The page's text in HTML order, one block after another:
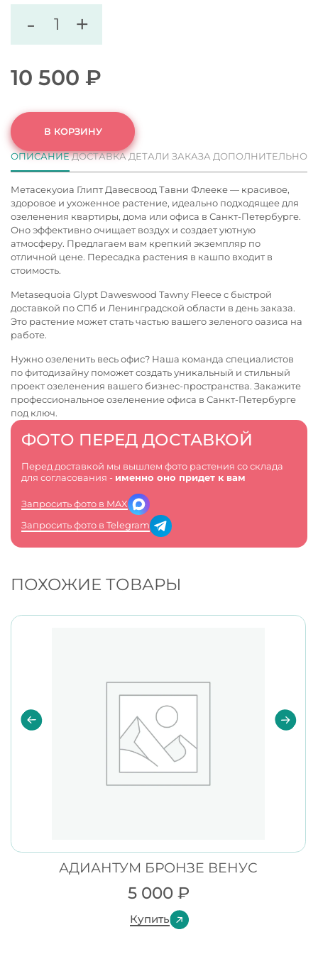
- +
10 500 ₽
В КОРЗИНУ
ФОТО ПЕРЕД ДОСТАВКОЙ
Перед доставкой мы вышлем фото растения со склада
для согласования - именно оно придет к вам
Запросить фото в MAX
Запросить фото в Telegram
ОПИСАНИЕДОСТАВКАДЕТАЛИ ЗАКАЗА ДОПОЛНИТЕЛЬНО
Метасекуоиа Глипт Давесвоод Тавни Флееке — красивое,
здоровое и ухоженное растение, идеально подходящее для
озеленения квартиры, дома или офиса в Санкт-Петербурге.
Оно эффективно очищает воздух и создает уютную
атмосферу. Предлагаем вам крепкий экземпляр по
отличной цене. Пересадка растения в кашпо входит в
стоимость.
Metasequoia Glypt Daweswood Tawny Fleece с быстрой
доставкой по СПб и Ленинградской области в день заказа.
Это растение может стать частью вашего зеленого оазиса на
работе.
Нужно озеленить весь офис? Наша команда специалистов
по фитодизайну поможет создать уникальный и стильный
проект озеленения вашего бизнес-пространства. Закажите
профессиональноеозеленение офиса в Санкт-Петербурге
под ключ.
ПОХОЖИЕ ТОВАРЫ
АДИАНТУМ БРОНЗЕ ВЕНУС
5 000 ₽
Купить